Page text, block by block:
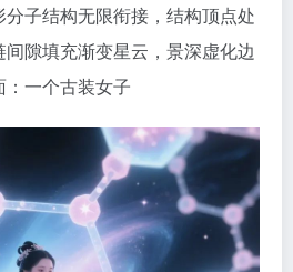
子结构无限衔接，结构顶点处
隙填充渐变星云，景深虚化边
一个古装女子